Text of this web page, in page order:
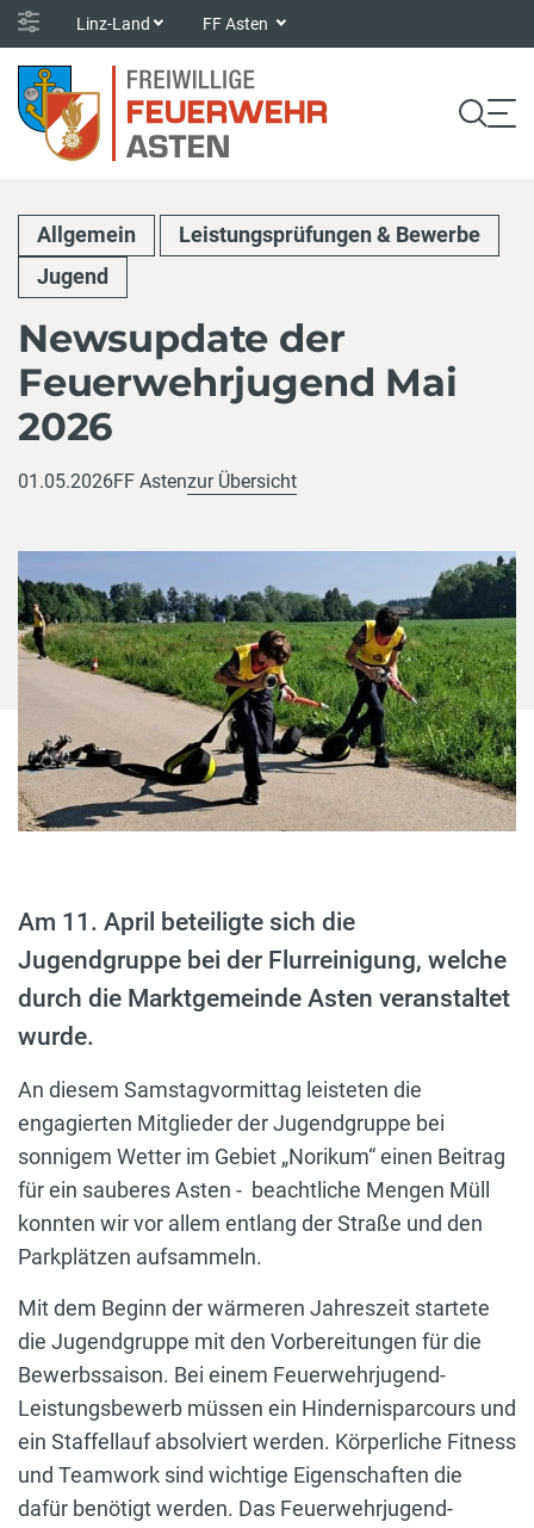
Linz-Land FF Asten
Allgemein
Leistungsprüfungen & Bewerbe
Jugend
Newsupdate der
Feuerwehrjugend Mai
2026
01.05.2026FF Astenzur Übersicht
Am 11. April beteiligte sich die
Jugendgruppe bei der Flurreinigung, welche
durch die Marktgemeinde Asten veranstaltet
wurde.
An diesem Samstagvormittag leisteten die
engagierten Mitglieder der Jugendgruppe bei
sonnigem Wetter im Gebiet „Norikum“ einen Beitrag
für ein sauberes Asten - beachtliche Mengen Müll
konnten wir vor allem entlang der Straße und den
Parkplätzen aufsammeln.
Mit dem Beginn der wärmeren Jahreszeit startete
die Jugendgruppe mit den Vorbereitungen für die
Bewerbssaison. Bei einem Feuerwehrjugend-
Leistungsbewerb müssen ein Hindernisparcours und
ein Staffellauf absolviert werden. Körperliche Fitness
und Teamwork sind wichtige Eigenschaften die
dafür benötigt werden. Das Feuerwehrjugend-